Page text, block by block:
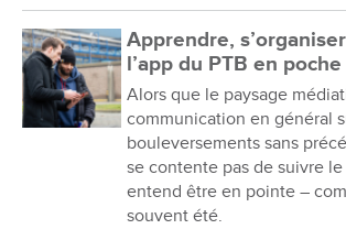
Apprendre,
l’app du PTB en poche
Alors que le paysage
communication en général
bouleversements sans
se contente pas de suivre
entend être en pointe –
souvent été.